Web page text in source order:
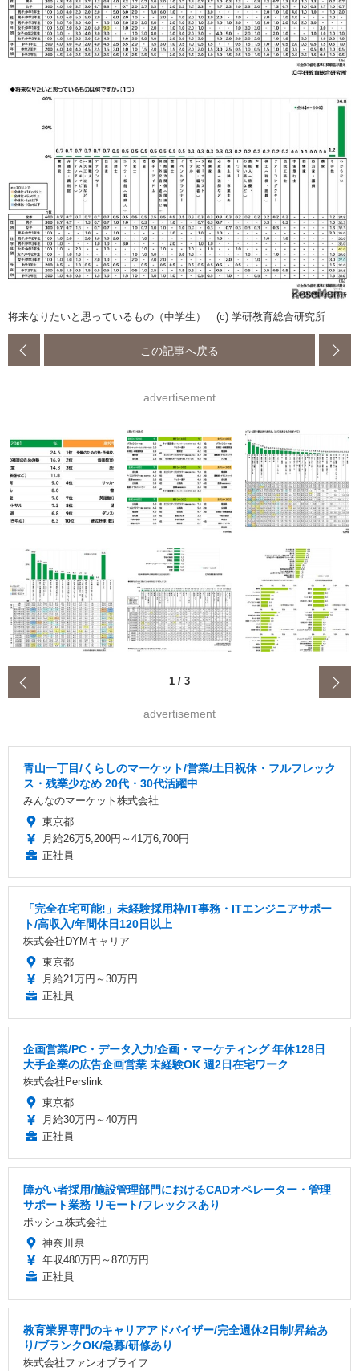
将来なりたいと思っているもの（中学生） (c) 学研教育総合研究所
この記事へ戻る
advertisement
1 / 3
advertisement
青山一丁目/くらしのマーケット/営業/土日祝休・フルフレック
ス・残業少なめ 20代・30代活躍中
みんなのマーケット株式会社
東京都
月給26万5,200円～41万6,700円
正社員
「完全在宅可能!」未経験採用枠/IT事務・ITエンジニアサポー
ト/高収入/年間休日120日以上
株式会社DYMキャリア
東京都
月給21万円～30万円
正社員
企画営業/PC・データ入力/企画・マーケティング 年休128日
大手企業の広告企画営業 未経験OK 週2日在宅ワーク
株式会社Perslink
東京都
月給30万円～40万円
正社員
障がい者採用/施設管理部門におけるCADオペレーター・管理
サポート業務 リモート/フレックスあり
ボッシュ株式会社
神奈川県
年収480万円～870万円
正社員
教育業界専門のキャリアアドバイザー/完全週休2日制/昇給あ
り/ブランクOK/急募/研修あり
株式会社ファンオブライフ